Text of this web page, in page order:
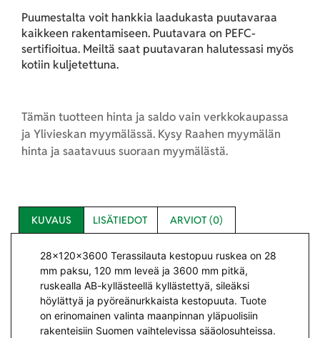
Puumestalta voit hankkia laadukasta puutavaraa
kaikkeen rakentamiseen. Puutavara on PEFC-
sertifioitua. Meiltä saat puutavaran halutessasi myös
kotiin kuljetettuna.
Tämän tuotteen hinta ja saldo vain verkkokaupassa
ja Ylivieskan myymälässä. Kysy Raahen myymälän
hinta ja saatavuus suoraan myymälästä.
KUVAUS LISÄTIEDOT ARVIOT (0)
28x120x3600 Terassilauta kestopuu ruskea on 28
mm paksu, 120 mm leveä ja 3600 mm pitkä,
ruskealla AB-kyllästeellä kyllästettyä, sileäksi
höylättyä ja pyöreänurkkaista kestopuuta. Tuote
on erinomainen valinta maanpinnan yläpuolisiin
rakenteisiin Suomen vaihtelevissa sääolosuhteissa.